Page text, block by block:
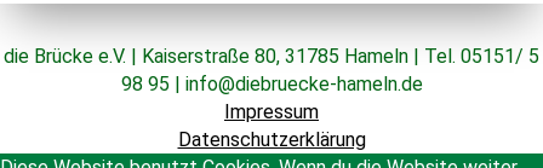
die Brücke e.V. | Kaiserstraße 80, 31785 Hameln | Tel. 05151/ 5
98 95 | info@diebruecke-hameln.de
Impressum
Datenschutzerklärung